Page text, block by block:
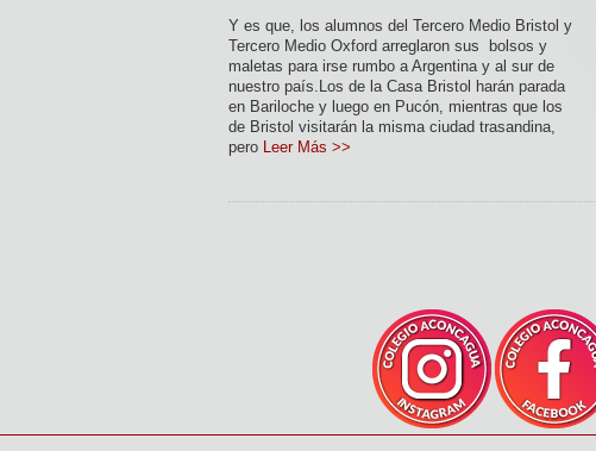
Y es que, los alumnos del Tercero Medio Bristol y
Tercero Medio Oxford arreglaron sus bolsos y
maletas para irse rumbo a Argentina y al sur de
nuestro país.Los de la Casa Bristol harán parada
en Bariloche y luego en Pucón, mientras que los
de Bristol visitarán la misma ciudad trasandina,
pero Leer Más >>